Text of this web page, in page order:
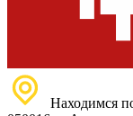
Находимся